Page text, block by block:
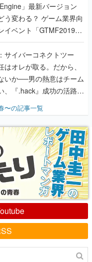
」最新バージョン
う変わる？ ゲーム業界向
イベント「GTMF2019」
解を深めよう【PR】
サイバーコネクトツー
オレが取る。だから、
いか──男の熱意はチーム
、『.hack』成功の活路を
色だった【若ゲのいた
〜の記事一覧